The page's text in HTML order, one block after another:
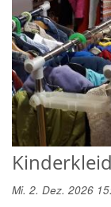
Mi. 2. Dez. 2026